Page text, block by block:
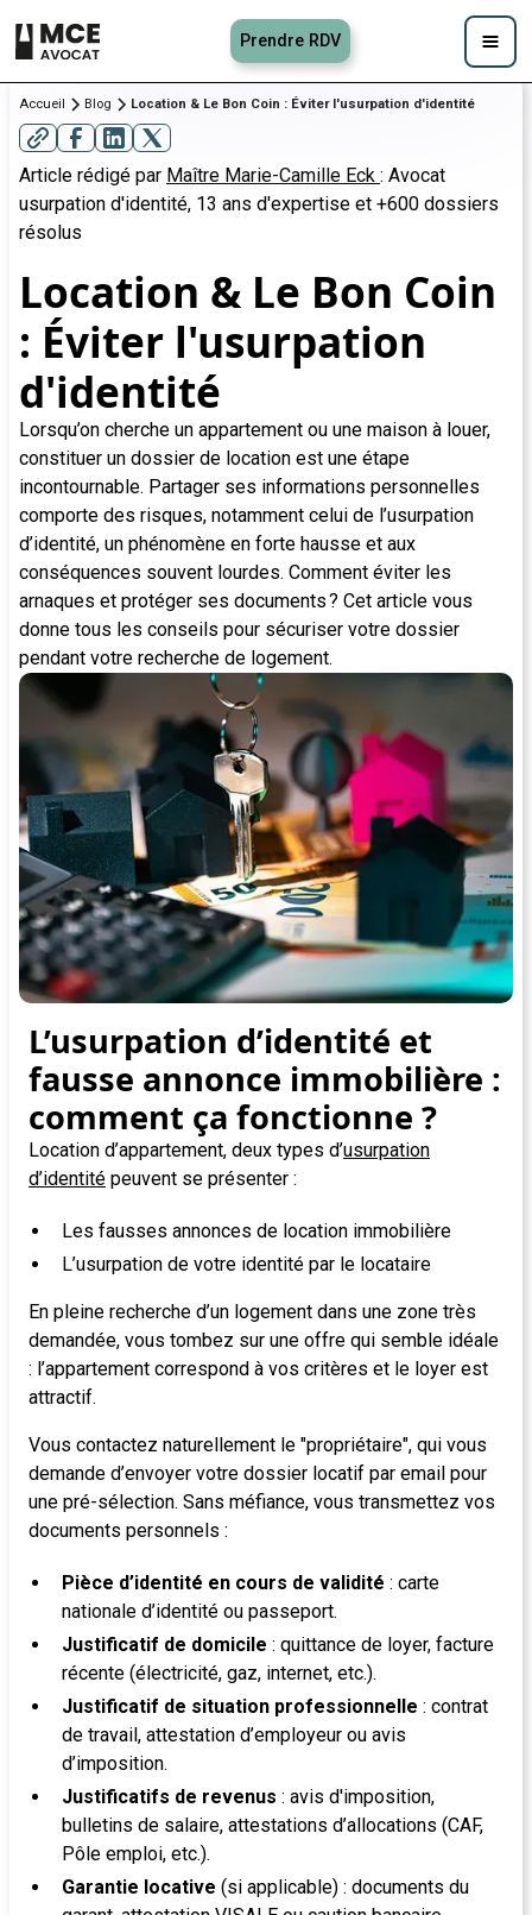
Prendre RDV
Accueil Blog Location & Le Bon Coin : Éviter l'usurpation d'identité
Article rédigé par Maître Marie-Camille Eck : Avocat
usurpation d'identité, 13 ans d'expertise et +600 dossiers
résolus
Location & Le Bon Coin
: Éviter l'usurpation
d'identité
Lorsqu’on cherche un appartement ou une maison à louer,
constituer un dossier de location est une étape
incontournable. Partager ses informations personnelles
comporte des risques, notamment celui de l’usurpation
d’identité, un phénomène en forte hausse et aux
conséquences souvent lourdes. Comment éviter les
arnaques et protéger ses documents ? Cet article vous
donne tous les conseils pour sécuriser votre dossier
pendant votre recherche de logement.
L’usurpation d’identité et
fausse annonce immobilière :
comment ça fonctionne ?
Location d’appartement, deux types d’usurpation
d’identité peuvent se présenter :
Les fausses annonces de location immobilière
L’usurpation de votre identité par le locataire
En pleine recherche d’un logement dans une zone très
demandée, vous tombez sur une offre qui semble idéale
: l’appartement correspond à vos critères et le loyer est
attractif.
Vous contactez naturellement le "propriétaire", qui vous
demande d’envoyer votre dossier locatif par email pour
une pré-sélection. Sans méfiance, vous transmettez vos
documents personnels :
Pièce d’identité en cours de validité : carte
nationale d’identité ou passeport.
Justificatif de domicile : quittance de loyer, facture
récente (électricité, gaz, internet, etc.).
Justificatif de situation professionnelle : contrat
de travail, attestation d’employeur ou avis
d’imposition.
Justificatifs de revenus : avis d'imposition,
bulletins de salaire, attestations d’allocations (CAF,
Pôle emploi, etc.).
Garantie locative (si applicable) : documents du